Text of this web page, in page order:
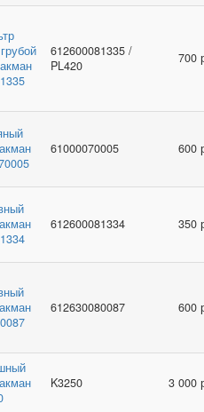
612600081335 /
PL420
700
61000070005 600
612600081334 350
612630080087 600
K3250 3 000